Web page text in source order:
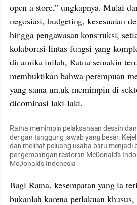
open a store,” ungkapnya. Mulai
negosiasi, budgeting, kesesuaian
hingga pengawasan konstruksi,
kolaborasi lintas fungsi yang
dinamika inilah, Ratna semakin
membuktikan bahwa perempuan
yang sama untuk memimpin di
didominasi laki-laki.
Ratna memimpin pelaksanaan desain
dengan tanggung jawab yang besar.
dan melihat peluang usaha baru menjadi
pengembangan restoran McDonald's
McDonald's Indonesia
Bagi Ratna, kesempatan yang ia
bukanlah karena perlakuan